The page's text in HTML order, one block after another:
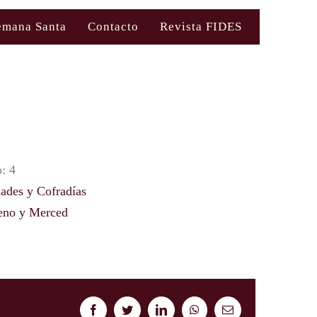
Santa Contacto Revista FIDES
4
y Cofradías
y Merced
FacebookTwitterLinkedInWhatsAppCorreo